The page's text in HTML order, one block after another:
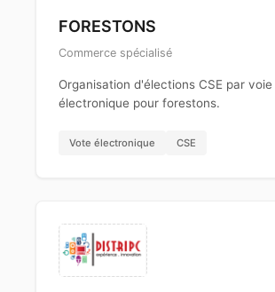
FORESTONS
Commerce spécialisé
Organisation d'élections CSE par voie
électronique pour forestons.
Vote électronique CSE